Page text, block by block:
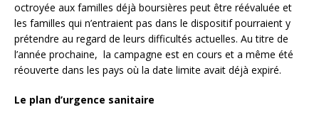
octroyée aux familles déjà boursières peut être réévaluée et
les familles qui n’entraient pas dans le dispositif pourraient y
prétendre au regard de leurs difficultés actuelles. Au titre de
l’année prochaine, la campagne est en cours et a même été
réouverte dans les pays où la date limite avait déjà expiré.
Le plan d’urgence sanitaire